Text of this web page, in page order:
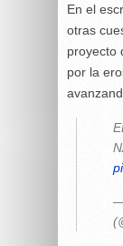
En el
otras
proyecto
por la
—